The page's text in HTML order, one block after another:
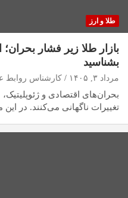
طلا و ارز
بازار طلا زیر فشار بحران؛
بشناسید
مرداد ۳, ۱۴۰۵ کارشناس روابط
بحران‌های اقتصادی و
تغییرات ناگهانی می‌کنند. در این